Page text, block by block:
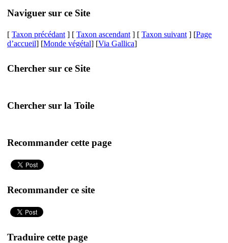
Naviguer sur ce Site
[ Taxon précédant ] [ Taxon ascendant ] [ Taxon suivant ] [Page
d’accueil] [Monde végétal] [Via Gallica]
Chercher sur ce Site
Chercher sur la Toile
Recommander cette page
Recommander ce site
Traduire cette page